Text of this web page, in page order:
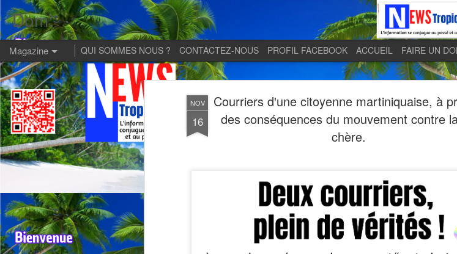
NOV
16
Courriers d'une citoyenne martiniquaise, à
des conséquences du mouvement contre
chère.
Dom:
Magazine QUI SOMMES NOUS ? CONTACTEZ-NOUS PROFIL FACEBOOK ACCUEIL FAIRE UN